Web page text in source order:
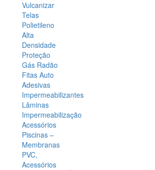
Vulcanizar
Telas
Polietileno
Alta
Densidade
Proteção
Gás Radão
Fitas Auto
Adesivas
Impermeabilizantes
Lâminas
Impermeabilização
Acessórios
Piscinas –
Membranas
PVC,
Acessórios